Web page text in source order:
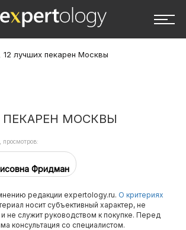
12 лучших пекарен Москвы
ПЕКАРЕН МОСКВЫ
Фридман
редакции expertology.ru. О критериях
носит субъективный характер, не
не служит руководством к покупке. Перед
консультация со специалистом.